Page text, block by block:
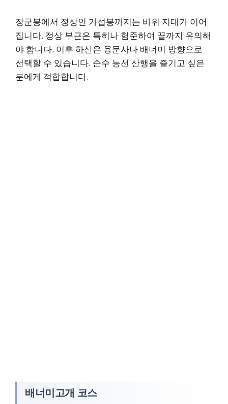
장군봉에서 정상인 가섭봉까지는 바위 지대가 이어
집니다. 정상 부근은 특히나 험준하여 끝까지 유의해
야 합니다. 이후 하산은 용문사나 배너미 방향으로
선택할 수 있습니다. 순수 능선 산행을 즐기고 싶은
분에게 적합합니다.
배너미고개 코스